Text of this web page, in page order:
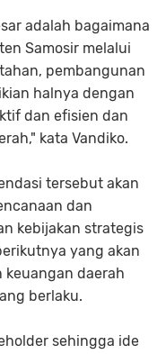
adalah bagaimana
Samosir melalui
pembangunan
halnya dengan
dan efisien dan
kata Vandiko.
tersebut akan
dan
kebijakan strategis
yang akan
keuangan daerah
berlaku.
sehingga ide